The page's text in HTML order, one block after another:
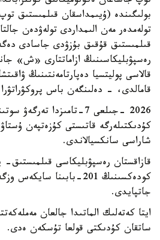
بولىگىندە (ۇيىمداسقان قىلمىستىق
تولەمدەر مەن الىمداردى تولەۋدەن
قىلمىستىق قۇقىق بۇزۋدى جاسادى
رەسپۋبليكاسىنىڭ ازاماتتارى «ش»
قالاسى پوليتسيا دەپارتامەنتىنىڭ
قامالدى، - دەلىنگەن باس پروكۋراتۋرا
2026 -جىلعى 7-تامىزدا
كۇدىكتىلەرگە قاتىستى كۇزەتپەن ۇستاۋ
شاراسى سانكسيالاندى.
قازاقستان رەسپۋبليكاسى
كودەكسىنىڭ 201-بابىنا
جاتپايدى.
ايتا كەتەلىك الماتىدا جالعان
ساتقان كۇدىكتى قولعا تۇسكەن ەدى.